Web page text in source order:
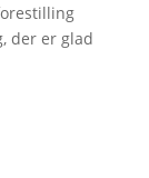
der er glad